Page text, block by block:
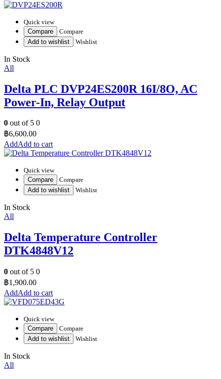
Quick view
Compare
Compare
Add to wishlist
Wishlist
In Stock
All
Delta PLC DVP24ES200R 16I/8O, AC
Power-In, Relay Output
0 out of 5 0
฿6,600.00
Add to cart
Quick view
Compare
Compare
Add to wishlist
Wishlist
In Stock
All
Delta Temperature Controller
DTK4848V12
0 out of 5 0
฿1,900.00
Add to cart
Quick view
Compare
Compare
Add to wishlist
Wishlist
In Stock
All